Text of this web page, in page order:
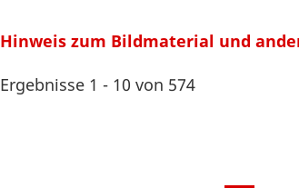
Hinweis zum Bildmaterial und
Ergebnisse 1 - 10 von 574